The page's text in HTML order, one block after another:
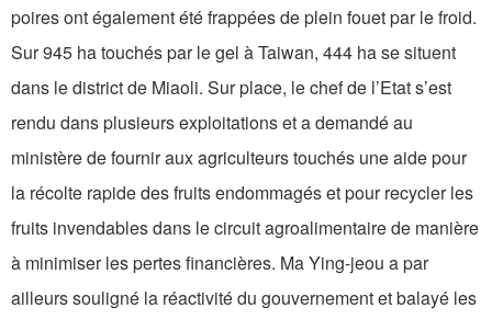
poires ont également été frappées de plein fouet par le froid.
Sur 945 ha touchés par le gel à Taiwan, 444 ha se situent
dans le district de Miaoli. Sur place, le chef de l’Etat s’est
rendu dans plusieurs exploitations et a demandé au
ministère de fournir aux agriculteurs touchés une aide pour
la récolte rapide des fruits endommagés et pour recycler les
fruits invendables dans le circuit agroalimentaire de manière
à minimiser les pertes financières. Ma Ying-jeou a par
ailleurs souligné la réactivité du gouvernement et balayé les